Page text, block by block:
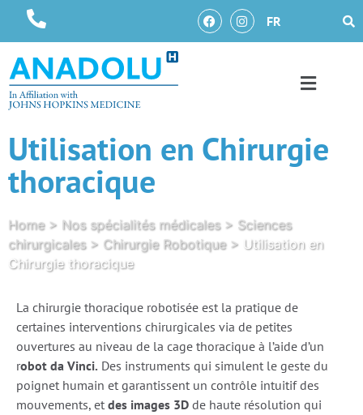
FR
Utilisation en Chirurgie
thoracique
Home > Nos spécialités médicales > Sciences
chirurgicales > Chirurgie Robotique > Utilisation en
Chirurgie thoracique
La chirurgie thoracique robotisée est la pratique de
certaines interventions chirurgicales via de petites
ouvertures au niveau de la cage thoracique à l’aide d’un
robot da Vinci. Des instruments qui simulent le geste du
poignet humain et garantissent un contrôle intuitif des
mouvements, et des images 3D de haute résolution qui